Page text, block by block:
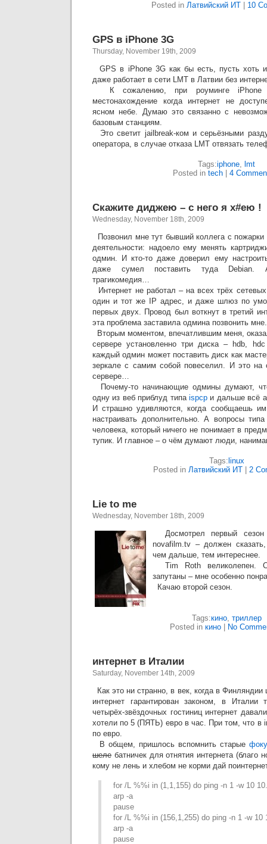
Posted in Латвийский ИТ| 10
GPS в iPhone 3G
Thursday, November 19th, 2009
GPS в iPhone 3G как бы есть, пусть хоть
даже работает в сети LMT в Латвии без
К сожалению, при роуминге iPhone
местонахождение когда интернет не
ясном небе. Думаю это связанно с
базовым станциям.
Это светит jailbreak-ком и серьёзными
оператора, в случае отказа LMT отвязать
Tags:iphone, lmt
Posted in tech 4
Скажите диджею – с него я х#ею !
Wednesday, November 18th, 2009
Позвонил мне тут бывший коллега с
деятельности: надоело ему менять
одмин. И кто-то даже доверил ему
даже сумел поставить туда Debian.
трагикомедия…
Интернет не работал – на всех трёх
один и тот же IP адрес, и даже шлюз по
первых двух. Провод был воткнут в третий
эта проблема заставила одмина позвонить мне.
Вторым моментом, впечатлившим меня,
сервере установленно три диска – hdb,
каждый одмин может поставить диск как
зеркале с самим собой повеселил. И это на
сервере…
Почему-то начинающие одмины думают,
одну из веб приблуд типа ispcp и дальше всё
И страшно удивляются, когда сообщаешь
настраивать дополнительно. А вопросы
человека, который ничего не понимает в
тупик. И главное – о чём думают люди,
Tags: linux
Posted in Латвийский ИТ 2
Lie to me
Wednesday, November 18th, 2009
Досмотрел первый
novafilm.tv – должен
чем дальше, тем интереснее.
Tim Roth великолепен.
запутаны – мне особенно
Качаю второй сезон.
Tags:кино, триллер
Posted in кино| No
интернет в Италии
Saturday, November 14th, 2009
Как это ни странно, в век, когда в
интернет гарантирован законом, в
четырёх-звёздочных гостиниц интернет
хотели по 5 (ПЯТЬ) евро в час. При том, что в
по евро.
В общем, пришлось вспомнить старые
шеле батничек для отнятия интернета (благо
кому не лень и хлебом не корми дай
for /L %%i in (1,1,155) do ping -n 1 -w 10
arp -a
pause
for /L %%i in (156,1,255) do ping -n 1 -w 10
arp -a
pause